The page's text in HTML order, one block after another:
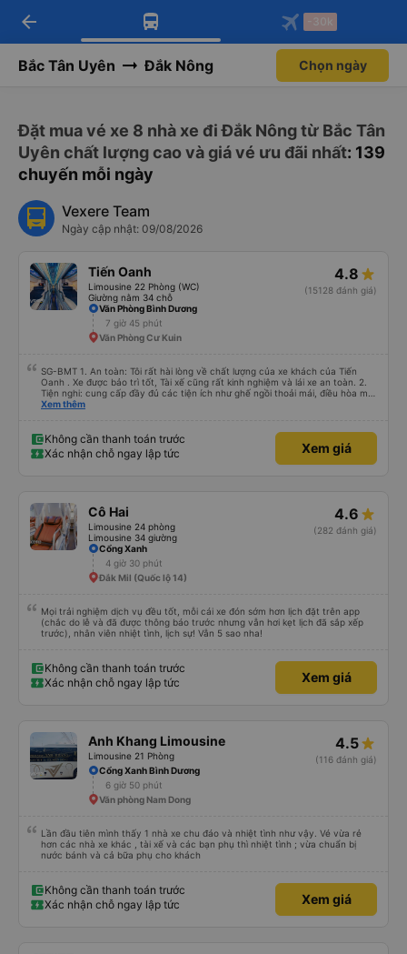
Tải app Vexere ngay!
Nhận ưu đãi thành viên độc
Mở app
Tải app Vexere
-30k/ghế khi đặt vé máy bay qua
Mở app
arrow_back -30k
Bắc Tân Uyên Đắk Nông Chọn ngày
Đặt mua vé xe 8 nhà xe đi Đắk Nông từ Bắc Tân
Uyên chất lượng cao và giá vé ưu đãi nhất: 139
chuyến mỗi ngày
Vexere Team
Ngày cập nhật: 09/08/2026
Tiến Oanh
Limousine 22 Phòng (WC)
Giường nằm 34 chỗ
4.8
(15128 đánh giá)
Văn Phòng Bình Dương
7 giờ 45 phút
Văn Phòng Cư Kuin
SG-BMT 1. An toàn: Tôi rất hài lòng về chất lượng của xe khách của Tiến
Oanh . Xe được bảo trì tốt, Tài xế cũng rất kinh nghiệm và lái xe an toàn. 2.
Tiện nghi: cung cấp đầy đủ các tiện ích như ghế ngồi thoải mái, điều hòa mát
mẻ, wifi tốc độ cao và cổng sạc điện thoại di động. 3. Thời gian và độ chính
lượng và tiện ích được cung cấp. 5. Thái độ phục vụ: Nhân viên và tài xế rất
nhiệt tình, chu đáo và tôn trọng khách hàng. Tôi cảm thấy rất thoải mái và
hài lòng với các dịch vụ mà họ cung cấp. Dịch vụ của họ đáp ứng đầy đủ
Xem thêm
Không cần thanh toán trước
Xác nhận chỗ ngay lập tức
Xem giá
Cô Hai
Limousine 24 phòng
Limousine 34 giường
4.6
(282 đánh giá)
Cổng Xanh
4 giờ 30 phút
Đắk Mil (Quốc lộ 14)
Mọi trải nghiệm dịch vụ đều tốt, mỗi cái xe đón sớm hơn lịch đặt trên app
(chắc do lễ và đã được thông báo trước nhưng vẫn hơi kẹt lịch đã sắp xếp
trước), nhân viên nhiệt tình, lịch sự! Vẫn 5 sao nha!
Không cần thanh toán trước
Xác nhận chỗ ngay lập tức
Xem giá
Anh Khang Limousine
Limousine 21 Phòng
4.5
(116 đánh giá)
Cổng Xanh Bình Dương
6 giờ 50 phút
Văn phòng Nam Dong
Lần đầu tiên mình thấy 1 nhà xe chu đáo và nhiệt tình như vậy. Vé vừa rẻ
hơn các nhà xe khác , tài xế và các bạn phụ thì nhiệt tình ; vừa chuẩn bị
nước bánh và cả bữa phụ cho khách
Không cần thanh toán trước
Xác nhận chỗ ngay lập tức
Xem giá